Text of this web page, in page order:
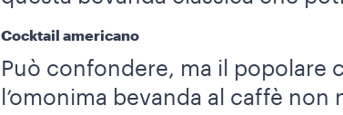
Cocktail americano
Può confondere, ma il popolare
l’omonima bevanda al caffè